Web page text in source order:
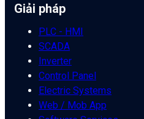
Giải pháp
PLC - HMI
SCADA
Inverter
Control Panel
Electric Systems
Web / Mob App